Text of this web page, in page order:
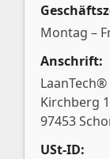
Montag –
Anschrift:
Kirchberg
97453
USt-ID: